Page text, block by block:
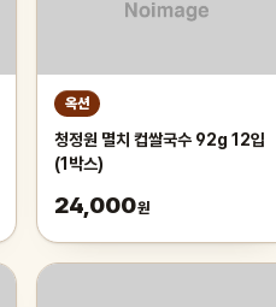
옥션
청정원 멸치 컵쌀국수 92g 12입
(1박스)
24,000원